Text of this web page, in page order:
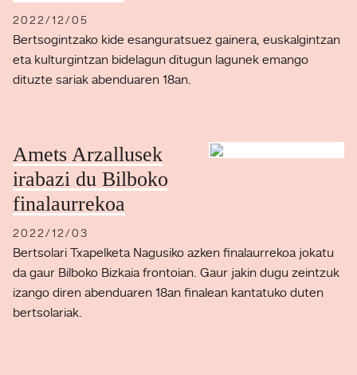
2022/12/05
Bertsogintzako kide esanguratsuez gainera, euskalgintzan
eta kulturgintzan bidelagun ditugun lagunek emango
dituzte sariak abenduaren 18an.
Amets Arzallusek
irabazi du Bilboko
finalaurrekoa
2022/12/03
Bertsolari Txapelketa Nagusiko azken finalaurrekoa jokatu
da gaur Bilboko Bizkaia frontoian. Gaur jakin dugu zeintzuk
izango diren abenduaren 18an finalean kantatuko duten
bertsolariak.